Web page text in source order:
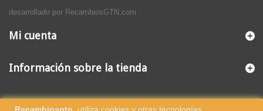
desarrollado por RecambiosGTN.com
Mi cuenta
Información sobre la tienda